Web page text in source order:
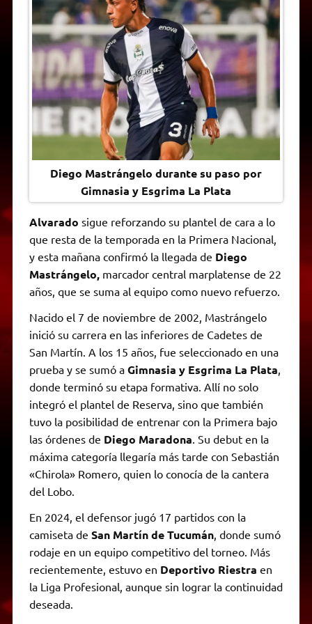
A
p
r
a
m
e
r
o
o
k
n
g
e
r
i
n
k
F
r
i
e
n
d
l
y
Diego Mastrángelo durante su paso por
Gimnasia y Esgrima La Plata
Alvarado sigue reforzando su plantel de cara a lo
que resta de la temporada en la Primera Nacional,
y esta mañana confirmó la llegada de Diego
Mastrángelo, marcador central marplatense de 22
años, que se suma al equipo como nuevo refuerzo.
Nacido el 7 de noviembre de 2002, Mastrángelo
inició su carrera en las inferiores de Cadetes de
San Martín. A los 15 años, fue seleccionado en una
prueba y se sumó a Gimnasia y Esgrima La Plata
donde terminó su etapa formativa. Allí no solo
integró el plantel de Reserva, sino que también
tuvo la posibilidad de entrenar con la Primera bajo
las órdenes de Diego Maradona . Su debut en la
máxima categoría llegaría más tarde con Sebastián
«Chirola» Romero, quien lo conocía de la cantera
del Lobo.
En 2024, el defensor jugó 17 partidos con la
camiseta de San Martín de Tucumán, donde sumó
rodaje en un equipo competitivo del torneo. Más
recientemente, estuvo en Deportivo Riestra en
la Liga Profesional, aunque sin lograr la continuidad
deseada.